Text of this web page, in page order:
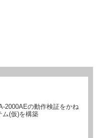
2000AEの動作検証をかね
ム(仮)を構築